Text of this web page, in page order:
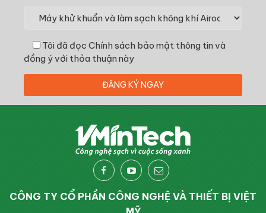
Tôi đã đọc Chính sách bảo mật thông tin và
đồng ý với thỏa thuận này
CÔNG TY CỔ PHẦN CÔNG NGHỆ VÀ THIẾT BỊ VIỆT